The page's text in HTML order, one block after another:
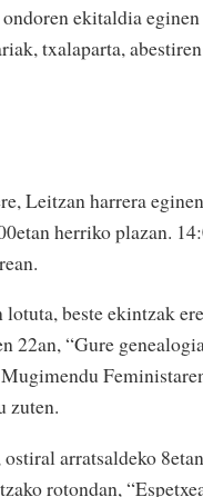
ekitaldia
txalaparta,
Leitzan harrera
herriko plazan.
beste ekintzak
22an, “Gure
zuten.
arratsaldeko
rotondan,